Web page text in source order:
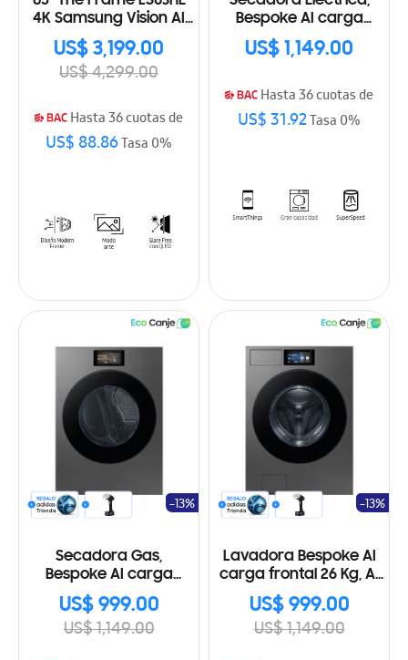
4K Samsung Vision AI
Smart TV (2026)
US$ 3,199.00
US$ 4,299.00
Hasta 36 cuotas de
US$ 88.86Tasa 0%
Bespoke AI carga
frontal 24 Kg, AI Home y
AI OptiDry+™
US$ 1,149.00
Hasta 36 cuotas de
US$ 31.92Tasa 0%
Secadora Gas,
Bespoke AI carga
frontal 24 Kg, AI Home y
AI OptiDry+™
US$ 999.00
US$ 1,149.00
-13%
Lavadora Bespoke AI
carga frontal 26 Kg, AI
Home y AI OptiWash+™
US$ 999.00
US$ 1,149.00
-13%